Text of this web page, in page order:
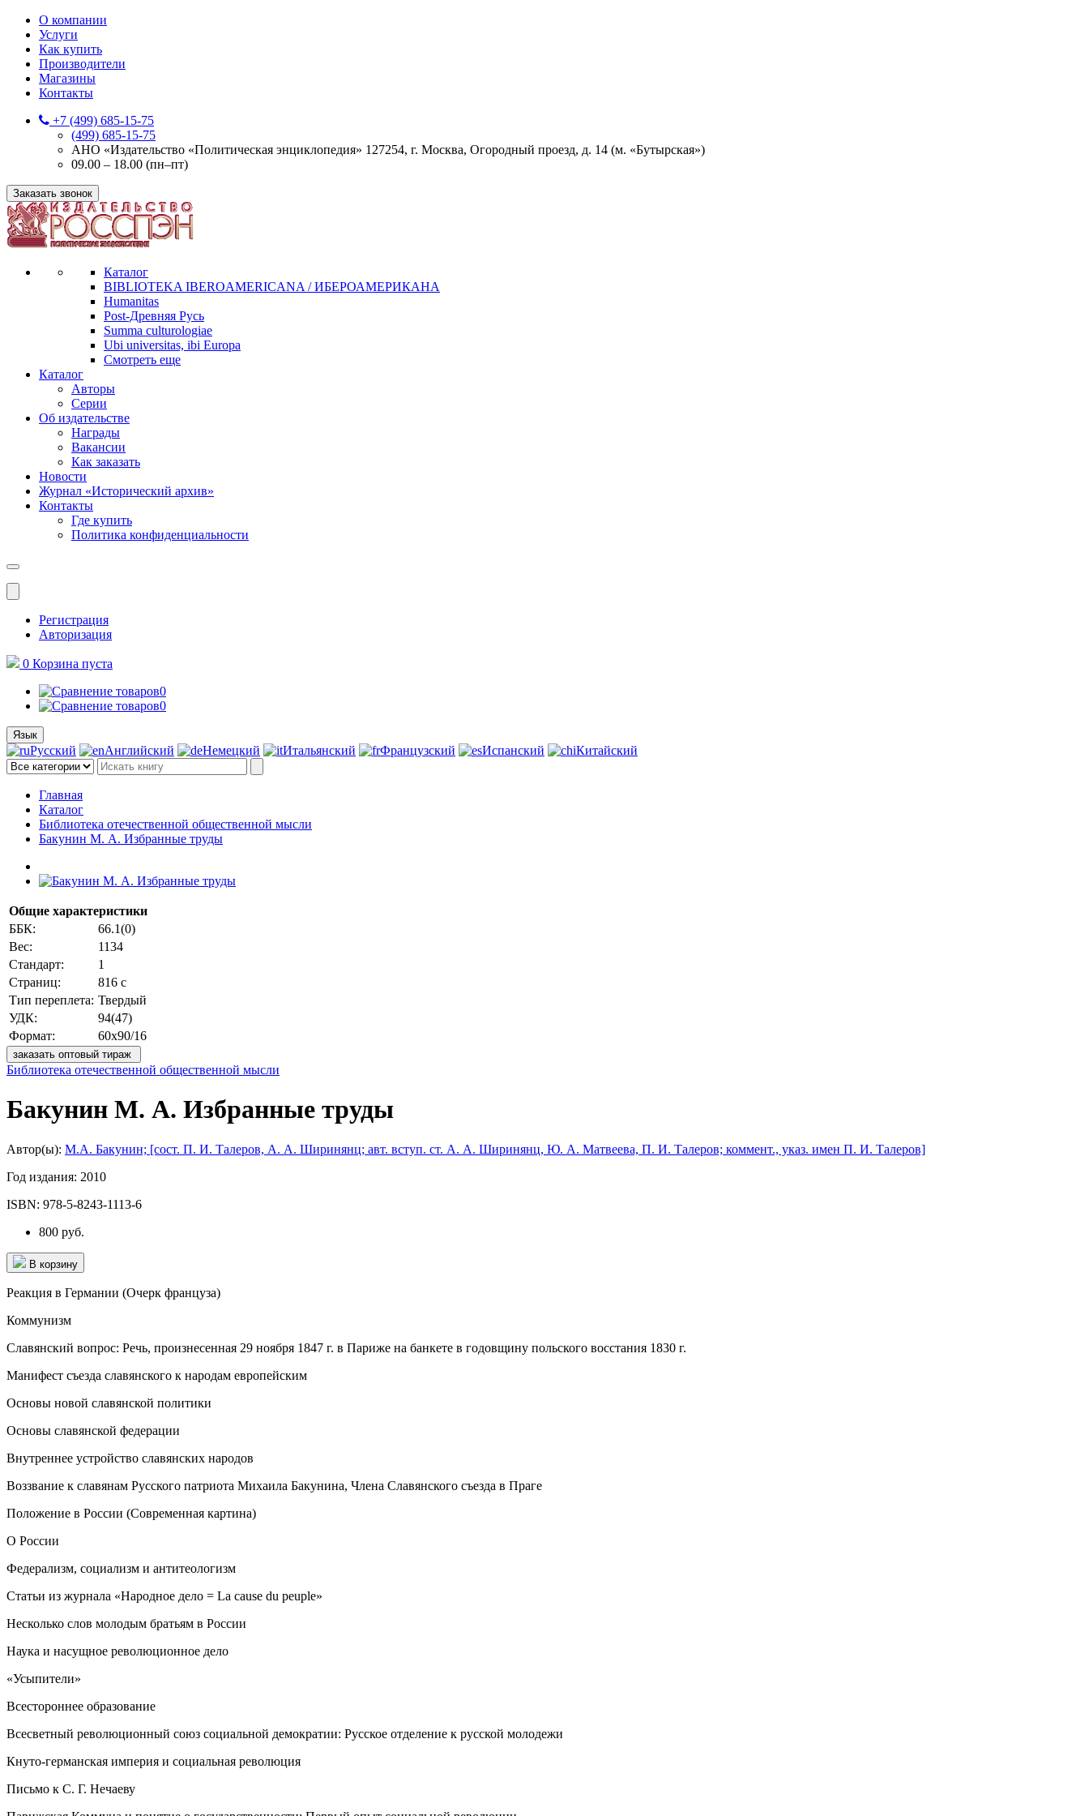
О компании
Услуги
Как купить
Производители
Магазины
Контакты
+7 (499) 685-15-75
(499) 685-15-75
АНО «Издательство «Политическая энциклопедия» 127254, г. Москва, Огородный проезд, д. 14 (м. «Бутырская»)
09.00 – 18.00 (пн–пт)
Заказать звонок
Каталог
BIBLIOTEKA IBEROAMERICANA / ИБЕРОАМЕРИКАНА
Humanitas
Post-Древняя Русь
Summa culturologiae
Ubi universitas, ibi Europa
Смотреть еще
Каталог
Авторы
Серии
Об издательстве
Награды
Вакансии
Как заказать
Новости
Журнал «Исторический архив»‎
Контакты
Где купить
Политика конфиденциальности
Меню
Регистрация
Авторизация
0 Корзина пуста
0
0
Язык
Русский Английский Немецкий Итальянский Французский Испанский Китайский
Главная
Каталог
Библиотека отечественной общественной мысли
Бакунин М. А. Избранные труды
Общие характеристики
ББК:
66.1(0)
Вес:
1134
Стандарт:
1
Страниц:
816 с
Тип переплета: Твердый
УДК:
94(47)
Формат:
60х90/16
заказать оптовый тираж
Библиотека отечественной общественной мысли
Бакунин М. А. Избранные труды
Автор(ы): М.А. Бакунин; [сост. П. И. Талеров, А. А. Ширинянц; авт. вступ. ст. А. А. Ширинянц, Ю. А. Матвеева, П. И. Талеров; коммент., указ. имен П. И. Талеров]
Год издания: 2010
ISBN: 978-5-8243-1113-6
800 руб.
В корзину
Реакция в Германии (Очерк француза)
Коммунизм
Славянский вопрос: Речь, произнесенная 29 ноября 1847 г. в Париже на банкете в годовщину польского восстания 1830 г.
Манифест съезда славянского к народам европейским
Основы новой славянской политики
Основы славянской федерации
Внутреннее устройство славянских народов
Воззвание к славянам Русского патриота Михаила Бакунина, Члена Славянского съезда в Праге
Положение в России (Современная картина)
О России
Федерализм, социализм и антитеологизм
Статьи из журнала «Народное дело = La cause du peuple»
Несколько слов молодым братьям в России
Наука и насущное революционное дело
«Усыпители»
Всестороннее образование
Всесветный революционный союз социальной демократии: Русское отделение к русской молодежи
Кнуто-германская империя и социальная революция
Письмо к С. Г. Нечаеву